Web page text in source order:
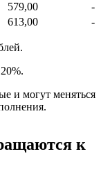
579,00
-
613,00 -
и могут меняться
к